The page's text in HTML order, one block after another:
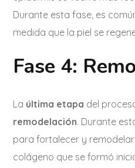
Durante esta fase, es
medida que la piel se
Fase 4:
La última etapa del
remodelación. Durante
para fortalecer y remodelar
colágeno que se formó